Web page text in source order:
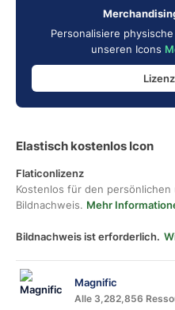
Personalisiere
unseren Icons
Elastisch kostenlos Icon
Flaticonlizenz
Kostenlos für den
Bildnachweis. Mehr
Bildnachweis ist erforderlich.
Magnific
Alle 3,282,856